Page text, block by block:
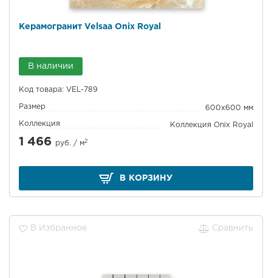
Керамогранит Velsaa Onix Royal
В наличии
Код товара: VEL-789
Размер 600x600 мм
Коллекция Коллекция Onix Royal
1 466 руб. / м2
В КОРЗИНУ
В Избранное Сравнить